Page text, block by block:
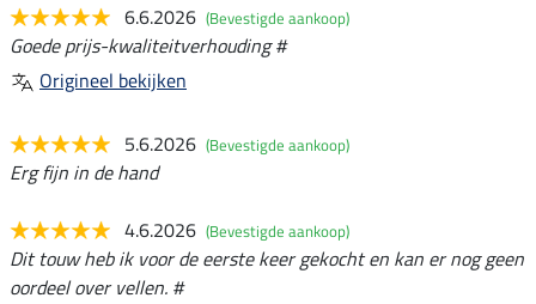
6.6.2026 (Bevestigde aankoop)
Goede prijs-kwaliteitverhouding #
Origineel bekijken
5.6.2026 (Bevestigde aankoop)
Erg fijn in de hand
4.6.2026 (Bevestigde aankoop)
Dit touw heb ik voor de eerste keer gekocht en kan er nog geen
oordeel over vellen. #